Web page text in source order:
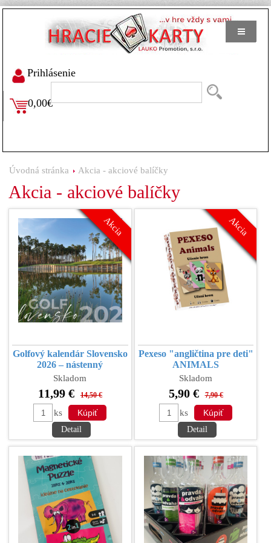
Prihlásenie
0,00€
Úvodná stránka Akcia - akciové balíčky
Akcia - akciové balíčky
Akcia
Golfový kalendár Slovensko
2026 – nástenný
Skladom
11,99 € 14,50 €
ks
Detail
Akcia
Pexeso "angličtina pre deti"
ANIMALS
Skladom
5,90 € 7,90 €
ks
Detail